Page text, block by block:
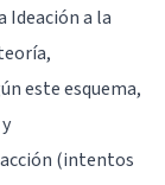
Ideación a la
este esquema,
(intentos